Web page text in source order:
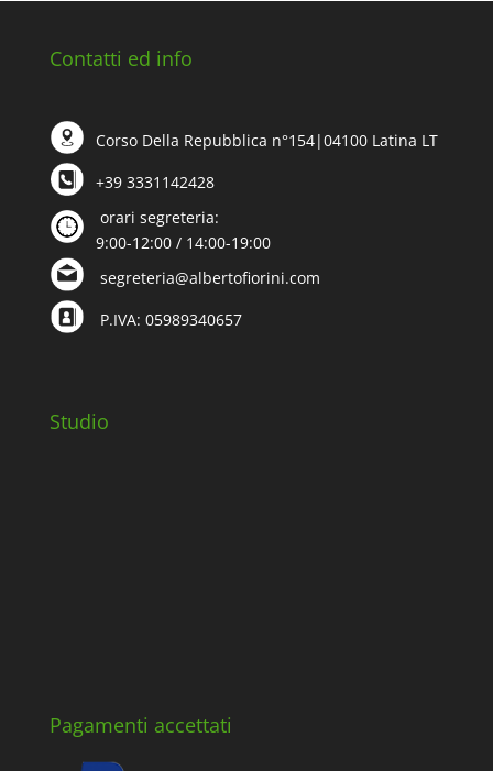
Contatti ed info
Corso Della Repubblica n°154|04100 Latina LT
+39 3331142428
orari segreteria:
9:00-12:00 / 14:00-19:00
segreteria@albertofiorini.com
P.IVA: 05989340657
Studio
Pagamenti accettati